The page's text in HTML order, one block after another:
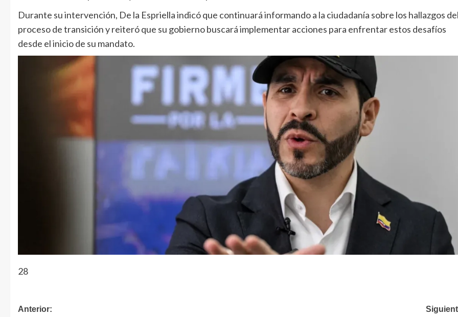
Durante su intervención, De la Espriella indicó que continuará informando a la ciudadanía sobre los hallazgos
proceso de transición y reiteró que su gobierno buscará implementar acciones para enfrentar estos desafíos
desde el inicio de su mandato.
28
Anterior: